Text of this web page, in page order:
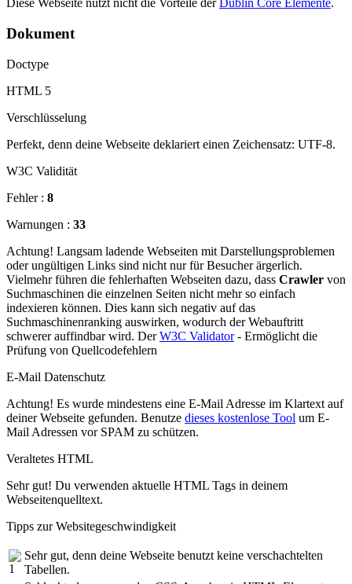
Diese Webseite nutzt nicht die Vorteile derDublin Core Elemente.
Dokument
Doctype
HTML 5
Verschlüsselung
Perfekt, denn deine Webseite deklariert einen Zeichensatz: UTF-8.
W3C Validität
Fehler : 8
Warnungen : 33
Achtung! Langsam ladende Webseiten mit Darstellungsproblemen
oder ungültigen Links sind nicht nur für Besucher ärgerlich.
Vielmehr führen die fehlerhaften Webseiten dazu, dass Crawler von
Suchmaschinen die einzelnen Seiten nicht mehr so einfach
indexieren können. Dies kann sich negativ auf das
Suchmaschinenranking auswirken, wodurch der Webauftritt
schwerer auffindbar wird. DerW3C Validator- Ermöglicht die
Prüfung von Quellcodefehlern
E-Mail Datenschutz
Achtung! Es wurde mindestens eine E-Mail Adresse im Klartext auf
deiner Webseite gefunden. Benutze dieses kostenlose Tool um E-
Mail Adressen vor SPAM zu schützen.
Veraltetes HTML
Sehr gut! Du verwenden aktuelle HTML Tags in deinem
Webseitenquelltext.
Tipps zur Websitegeschwindigkeit
Sehr gut, denn deine Webseite benutzt keine verschachtelten
Tabellen.